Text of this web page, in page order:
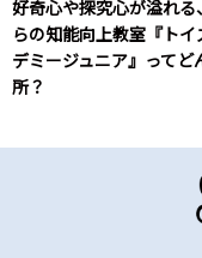
好奇心や探究心が溢れる
らの知能向上教室『トイ
デミージュニア』ってど
所？